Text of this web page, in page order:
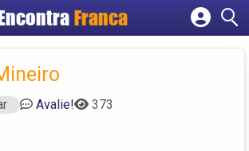
Franca
Cadastrar empresa
Criar conta
Avalie! 373